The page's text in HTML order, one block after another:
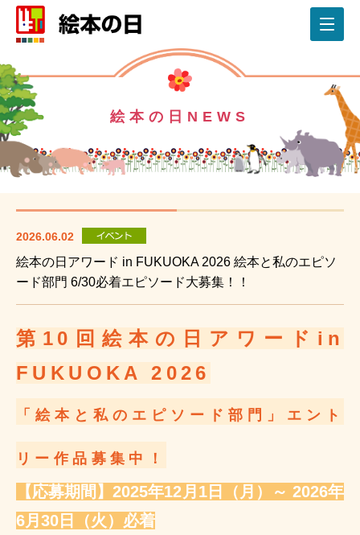
絵本の日NEWS
2026.06.02
絵本の日アワード in FUKUOKA 2026 絵本と私のエピソ
ード部門 6/30必着エピソード大募集！！
第10回絵本の日アワードin
FUKUOKA 2026
「絵本と私のエピソード部門」エント
リー作品募集中！
【応募期間】2025年12月1日（月）～ 2026年
6月30日（火）必着